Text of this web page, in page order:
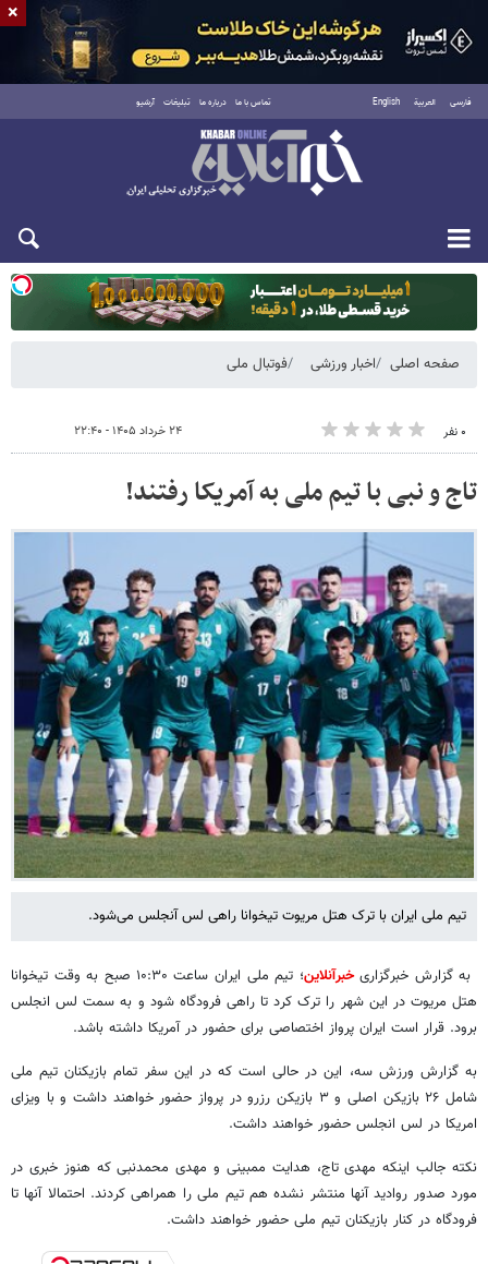
فارسی العربية English تماس با ما درباره ما تبلیغات آرشیو
یکشنبه ۱۸ مرداد ۱۴۰۵
صفحه اصلی اخبار ورزشی فوتبال ملی
۰ نفر ۲۴ خرداد ۱۴۰۵ - ۲۲:۴۰
تاج و نبی با تیم ملی به آمریکا رفتند!
تیم ملی ایران با ترک هتل مریوت تیخوانا راهی لس آنجلس می‌شود.
به گزارش خبرگزاریخبرآنلاین
؛ تیم ملی ایران ساعت ۱۰:۳۰ صبح به وقت تیخوانا
هتل مریوت در این شهر را ترک کرد تا راهی فرودگاه شود و به سمت لس انجلس
برود. قرار است ایران پرواز اختصاصی برای حضور در آمریکا داشته باشد.
به گزارش ورزش سه، این در حالی است که در این سفر تمام بازیکنان تیم ملی
شامل ۲۶ بازیکن اصلی و ۳ بازیکن رزرو در پرواز حضور خواهند داشت و با ویزای
امریکا در لس انجلس حضور خواهند داشت.
نکته جالب اینکه مهدی تاج، هدایت ممبینی و مهدی محمدنبی که هنوز خبری در
مورد صدور روادید آنها منتشر نشده هم تیم ملی را همراهی کردند. احتمالا آنها تا
فرودگاه در کنار بازیکنان تیم ملی حضور خواهند داشت.
×